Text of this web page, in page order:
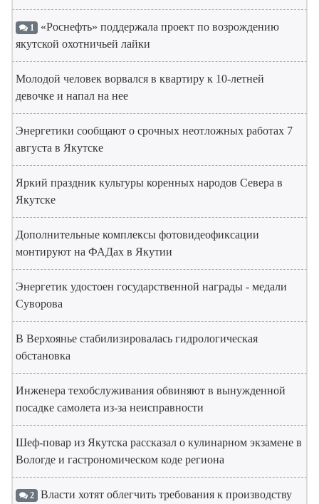
1 «Роснефть» поддержала проект по возрождению
якутской охотничьей лайки
Молодой человек ворвался в квартиру к 10-летней
девочке и напал на нее
Энергетики сообщают о срочных неотложных работах 7
августа в Якутске
Яркий праздник культуры коренных народов Севера в
Якутске
Дополнительные комплексы фотовидеофиксации
монтируют на ФАДах в Якутии
Энергетик удостоен государственной награды - медали
Суворова
В Верхоянье стабилизировалась гидрологическая
обстановка
Инженера техобслуживания обвиняют в вынужденной
посадке самолета из-за неисправности
Шеф-повар из Якутска рассказал о кулинарном экзамене в
Вологде и гастрономическом коде региона
2 Власти хотят облегчить требования к производству